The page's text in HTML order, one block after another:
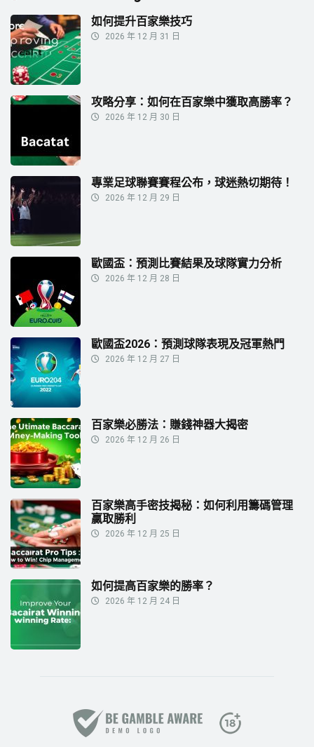
如何提升百家樂技巧
2026 年 12 月 31 日
攻略分享：如何在百家樂中獲取高勝率？
2026 年 12 月 30 日
專業足球聯賽賽程公布，球迷熱切期待！
2026 年 12 月 29 日
歐國盃：預測比賽結果及球隊實力分析
2026 年 12 月 28 日
歐國盃2026：預測球隊表現及冠軍熱門
2026 年 12 月 27 日
百家樂必勝法：賺錢神器大揭密
2026 年 12 月 26 日
百家樂高手密技揭秘：如何利用籌碼管理
贏取勝利
2026 年 12 月 25 日
如何提高百家樂的勝率？
2026 年 12 月 24 日